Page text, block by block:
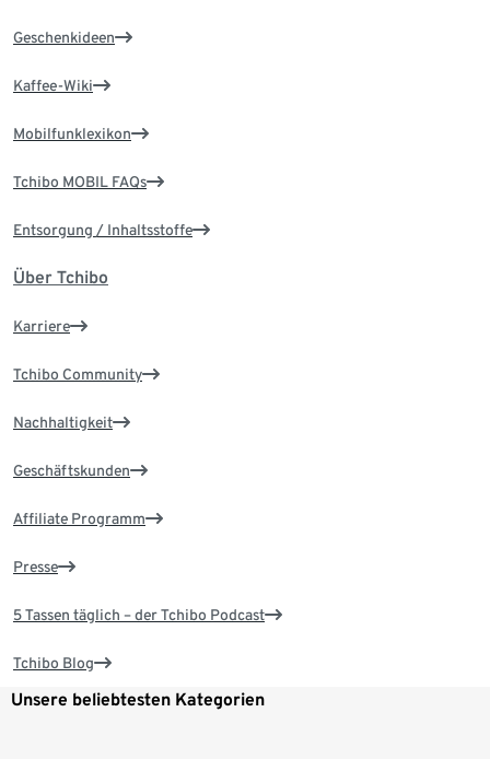
Geschenkideen
Kaffee-Wiki
Mobilfunklexikon
Tchibo MOBIL FAQs
Entsorgung / Inhaltsstoffe
Über Tchibo
Karriere
Tchibo Community
Nachhaltigkeit
Geschäftskunden
Affiliate Programm
Presse
5 Tassen täglich – der Tchibo Podcast
Tchibo Blog
Unsere beliebtesten Kategorien